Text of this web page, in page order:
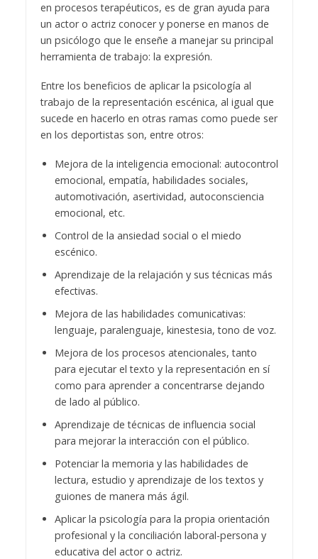
en procesos terapéuticos, es de gran ayuda para
un actor o actriz conocer y ponerse en manos de
un psicólogo que le enseñe a manejar su principal
herramienta de trabajo: la expresión.
Entre los beneficios de aplicar la psicología al
trabajo de la representación escénica, al igual que
sucede en hacerlo en otras ramas como puede ser
en los deportistas son, entre otros:
Mejora de la inteligencia emocional: autocontrol
emocional, empatía, habilidades sociales,
automotivación, asertividad, autoconsciencia
emocional, etc.
Control de la ansiedad social o el miedo
escénico.
Aprendizaje de la relajación y sus técnicas más
efectivas.
Mejora de las habilidades comunicativas:
lenguaje, paralenguaje, kinestesia, tono de voz.
Mejora de los procesos atencionales, tanto
para ejecutar el texto y la representación en sí
como para aprender a concentrarse dejando
de lado al público.
Aprendizaje de técnicas de influencia social
para mejorar la interacción con el público.
Potenciar la memoria y las habilidades de
lectura, estudio y aprendizaje de los textos y
guiones de manera más ágil.
Aplicar la psicología para la propia orientación
profesional y la conciliación laboral-persona y
educativa del actor o actriz.